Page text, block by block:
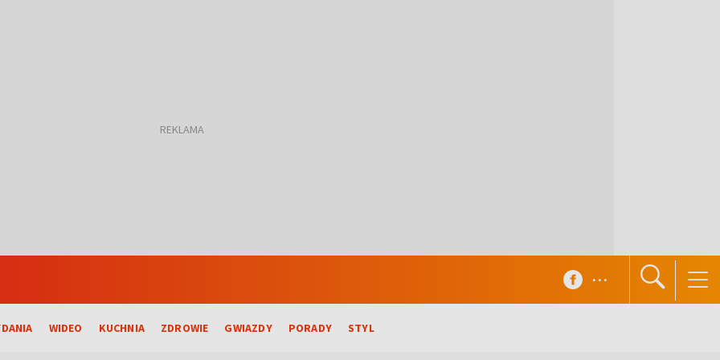
WIDEO KUCHNIA ZDROWIE GWIAZDY PORADY STYL
...